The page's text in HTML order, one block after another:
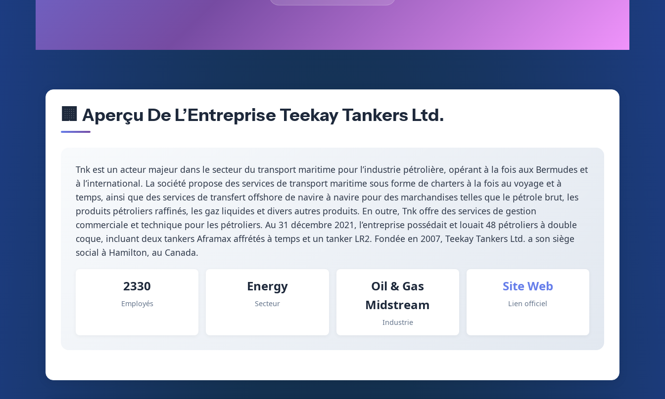
🏢 Aperçu De L’Entreprise Teekay Tankers Ltd.
Tnk est un acteur majeur dans le secteur du transport maritime pour l’industrie pétrolière, opérant à la fois aux Bermudes et
à l’international. La société propose des services de transport maritime sous forme de charters à la fois au voyage et à
temps, ainsi que des services de transfert offshore de navire à navire pour des marchandises telles que le pétrole brut, les
produits pétroliers raffinés, les gaz liquides et divers autres produits. En outre, Tnk offre des services de gestion
commerciale et technique pour les pétroliers. Au 31 décembre 2021, l’entreprise possédait et louait 48 pétroliers à double
coque, incluant deux tankers Aframax affrétés à temps et un tanker LR2. Fondée en 2007, Teekay Tankers Ltd. a son siège
social à Hamilton, au Canada.
2330
Employés
Energy
Secteur
Oil & Gas
Midstream
Industrie
Site Web
Lien officiel